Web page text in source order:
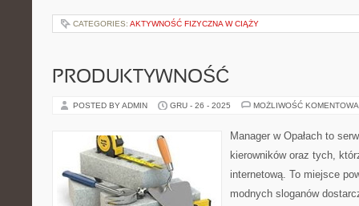
CATEGORIES: AKTYWNOŚĆ FIZYCZNA W CIĄŻY
PRODUKTYWNOŚĆ
POSTED BY ADMIN GRU - 26 - 2025 MOŻLIWOŚĆ
Manager w Opałach to
kierowników oraz tych,
internetową. To miejsce
modnych sloganów